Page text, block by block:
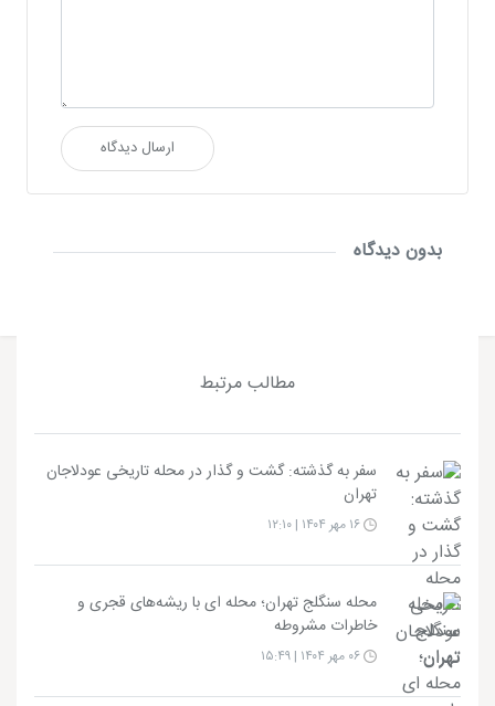
ارسال دیدگاه
بدون دیدگاه
مطالب مرتبط
سفر به گذشته: گشت‌ و گذار در محله تاریخی عودلاجان
تهران
محله سنگلج تهران؛ محله‌ ای با ریشه‌های قجری و
خاطرات مشروطه